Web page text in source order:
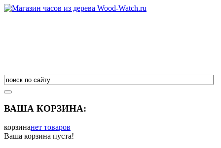
ВАША КОРЗИНА:
корзинанет товаров
Ваша корзина пуста!